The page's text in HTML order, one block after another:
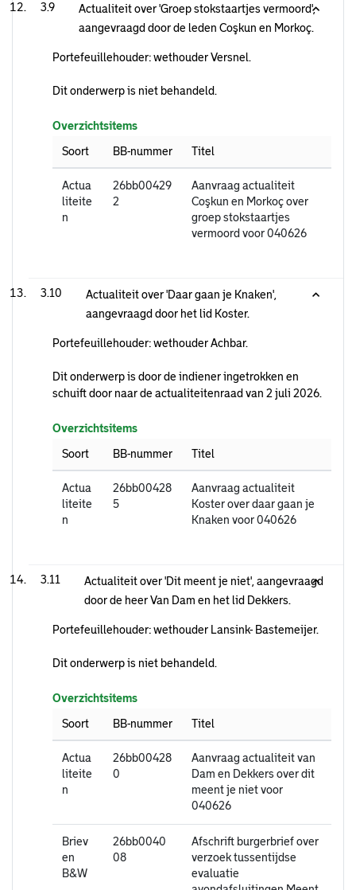
3.9
Actualiteit over 'Groep stokstaartjes vermoord',
aangevraagd door de leden Coşkun en Morkoç.
Portefeuillehouder: wethouder Versnel.
Dit onderwerp is niet behandeld.
Overzichtsitems
Soort
BB-nummer Titel
Actua
liteite
n
26bb00429
2
Aanvraag actualiteit
Coşkun en Morkoç over
groep stokstaartjes
vermoord voor 040626
3.10
Actualiteit over 'Daar gaan je Knaken',
aangevraagd door het lid Koster.
Portefeuillehouder: wethouder Achbar.
Dit onderwerp is door de indiener ingetrokken en
schuift door naar de actualiteitenraad van 2 juli 2026.
Overzichtsitems
Soort
BB-nummer Titel
Actua
liteite
n
26bb00428
5
Aanvraag actualiteit
Koster over daar gaan je
Knaken voor 040626
3.11
Actualiteit over 'Dit meent je niet', aangevraagd
door de heer Van Dam en het lid Dekkers.
Portefeuillehouder: wethouder Lansink- Bastemeijer.
Dit onderwerp is niet behandeld.
Overzichtsitems
Soort
BB-nummer Titel
Actua
liteite
n
26bb00428
0
Aanvraag actualiteit van
Dam en Dekkers over dit
meent je niet voor
040626
Briev
en
B&W
26bb0040
08
Afschrift burgerbrief over
verzoek tussentijdse
evaluatie